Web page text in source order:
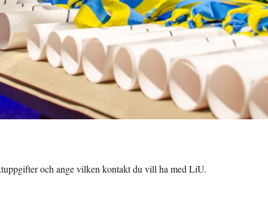
och ange vilken kontakt du vill ha med LiU.